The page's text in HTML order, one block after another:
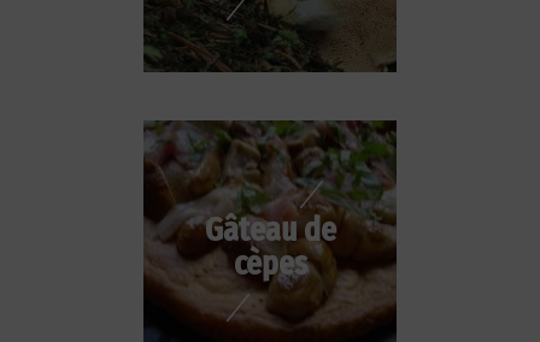
Gâteau de
cèpes